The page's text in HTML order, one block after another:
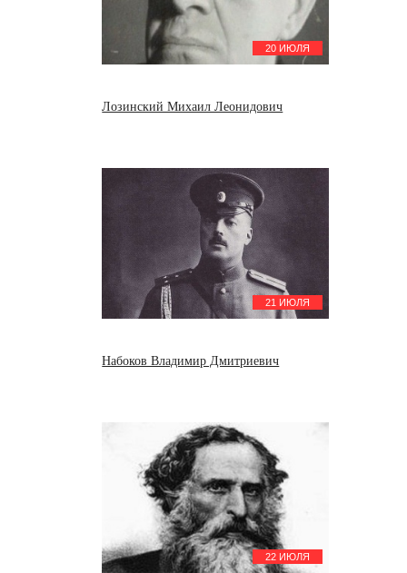
20 ИЮЛЯ
Лозинский Михаил Леонидович
21 ИЮЛЯ
Набоков Владимир Дмитриевич
22 ИЮЛЯ